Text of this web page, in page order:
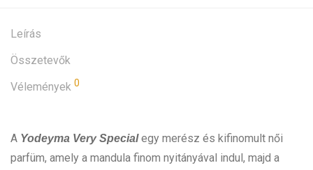
Leírás
Összetevők
Vélemények 0
A Yodeyma Very Specialegy merész és kifinomult női
parfüm, amely a mandula finom nyitányával indul, majd a